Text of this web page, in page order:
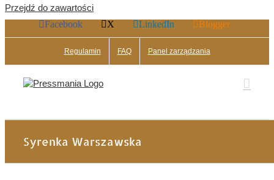
Przejdź do zawartości
Facebook
X LinkedIn Blogger
Regulamin FAQ Panel zarządzania
Syrenka Warszawska